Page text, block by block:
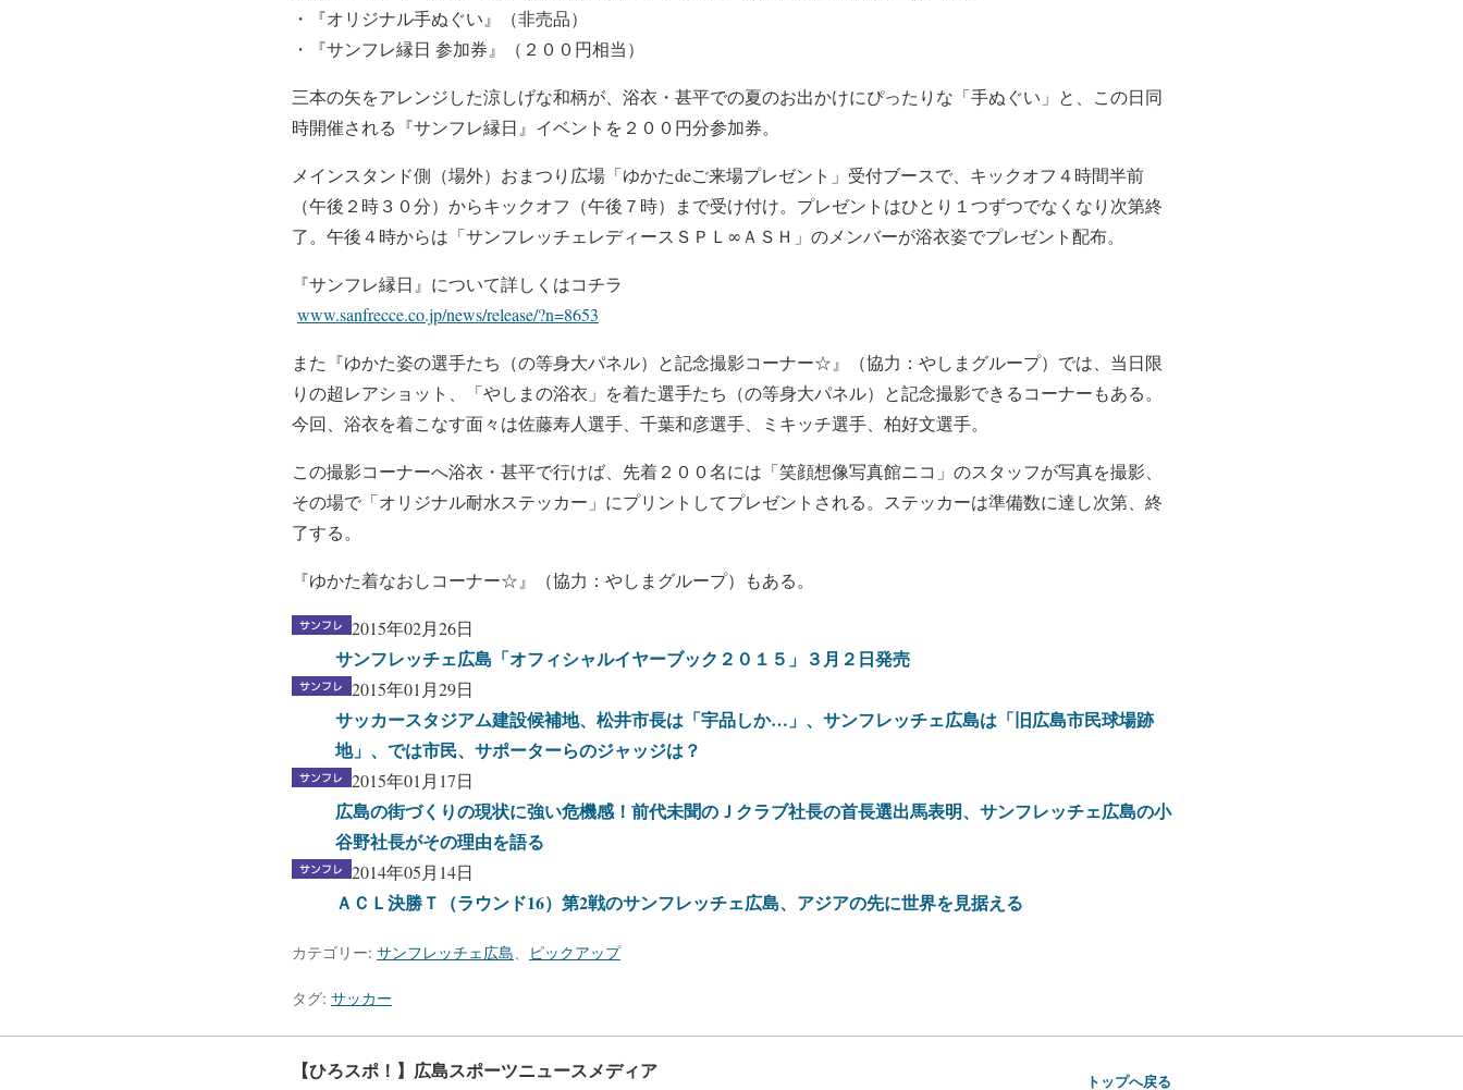
・『オリジナル手ぬぐい』（非売品）
・『サンフレ縁日 参加券』（２００円相当）
三本の矢をアレンジした涼しげな和柄が、浴衣・甚平での夏のお出かけにぴったりな「手ぬぐい」と、 この日同
時開催される『サンフレ縁日』イベントを２００円分参加券。
メインスタンド側（場外）おまつり広場「ゆかたdeご来場プレゼント」受付ブースで、 キックオフ４時間半前
（午後２時３０分）からキックオフ（午後７時）まで受け付け。 プレゼントはひとり１つずつでなくなり次第終
了。午後４時からは 「サンフレッチェレディースＳＰＬ∞ＡＳＨ」のメンバーが浴衣姿でプレゼント配布。
『サンフレ縁日』について詳しくはコチラ
www.sanfrecce.co.jp/news/release/?n=8653
また『ゆかた姿の選手たち（の等身大パネル）と記念撮影コーナー☆』（協力：やしまグループ）では、 当日限
りの超レアショット、「やしまの浴衣」を着た選手たち（の等身大パネル）と記念撮影できるコーナーもある。
今回、浴衣を着こなす面々は佐藤寿人選手、千葉和彦選手、ミキッチ選手、柏好文選手。
この撮影コーナーへ浴衣・甚平で行けば、 先着２００名には「笑顔想像写真館ニコ」のスタッフが写真を撮影、
その場で「オリジナル耐水ステッカー」にプリントしてプレゼントされる。 ステッカーは準備数に達し次第、終
了する。
『ゆかた着なおしコーナー☆』（協力：やしまグループ）もある。
2015年02月26日
サンフレッチェ広島「オフィシャルイヤーブック２０１５」３月２日発売
2015年01月29日
サッカースタジアム建設候補地、松井市長は「宇品しか…」、サンフレッチェ広島は「旧広島市民球場跡
地」、では市民、サポーターらのジャッジは？
2015年01月17日
広島の街づくりの現状に強い危機感！前代未聞のＪクラブ社長の首長選出馬表明、サンフレッチェ広島の小
谷野社長がその理由を語る
2014年05月14日
ＡＣＬ決勝Ｔ（ラウンド16）第2戦のサンフレッチェ広島、アジアの先に世界を見据える
カテゴリー: サンフレッチェ広島 ピックアップ
タグ: サッカー
【ひろスポ！】広島スポーツニュースメディア トップへ戻る